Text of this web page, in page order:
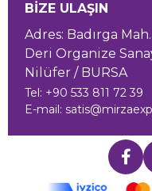
BİZE ULAŞIN
Adres: Badırga
Deri Organize
Nilüfer / BURSA
Tel: +90 533 811 72 39
E-mail: